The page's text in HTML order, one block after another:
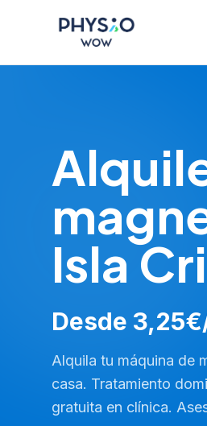
Physio WOW
Isla
Desde
Alquila tu máquina de
casa. Tratamiento
gratuita en clínica.